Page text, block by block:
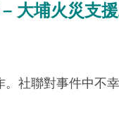
大埔火災支
社聯對事件中